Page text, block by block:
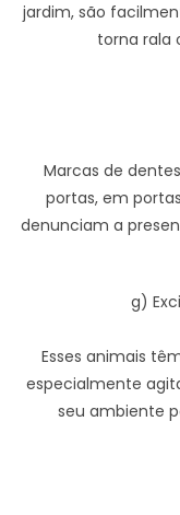
jardim, são
torna rala
Marcas de
portas, em
denunciam a
g)
Esses animais
especialmente
seu ambiente